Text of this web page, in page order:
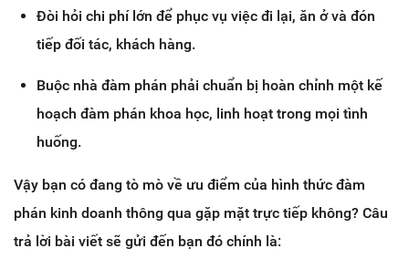
Đòi hỏi chi phí lớn để phục vụ việc đi lại, ăn ở và đón
tiếp đối tác, khách hàng.
Buộc nhà đàm phán phải chuẩn bị hoàn chỉnh một kế
hoạch đàm phán khoa học, linh hoạt trong mọi tình
huống.
Vậy bạn có đang tò mò về ưu điểm của hình thức đàm
phán kinh doanh thông qua gặp mặt trực tiếp không? Câu
trả lời bài viết sẽ gửi đến bạn đó chính là: